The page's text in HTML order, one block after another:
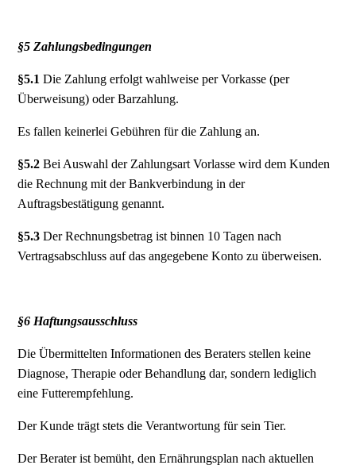
§5 Zahlungsbedingungen
§5.1Die Zahlung erfolgt wahlweise per Vorkasse (per
Überweisung) oder Barzahlung.
Es fallen keinerlei Gebühren für die Zahlung an.
§5.2 Bei Auswahl der Zahlungsart Vorlasse wird dem Kunden
die Rechnung mit der Bankverbindung in der
Auftragsbestätigung genannt.
§5.3 Der Rechnungsbetrag ist binnen 10 Tagen nach
Vertragsabschluss auf das angegebene Konto zu überweisen.
§6 Haftungsausschluss
Die Übermittelten Informationen des Beraters stellen keine
Diagnose, Therapie oder Behandlung dar, sondern lediglich
eine Futterempfehlung.
Der Kunde trägt stets die Verantwortung für sein Tier.
Der Berater ist bemüht, den Ernährungsplan nach aktuellen